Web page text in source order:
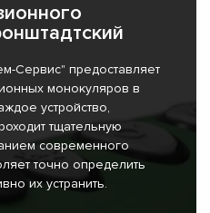
Сервис" предоставляет
монокуляров в
устройство,
тщательную
современного
точно определить
их устранить.